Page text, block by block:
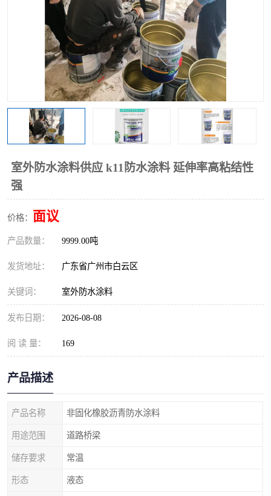
室外防水涂料供应 k11防水涂料 延伸率高粘结性
强
价格： 面议
产品数量： 9999.00吨
发货地址： 广东省广州市白云区
关键词： 室外防水涂料
发布日期： 2026-08-08
阅 读 量： 169
产品描述
产品名称 非固化橡胶沥青防水涂料
用途范围 道路桥梁
储存要求 常温
形态 液态